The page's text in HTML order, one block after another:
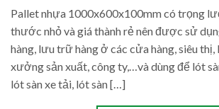
Pallet nhựa 1000x600x100mm có trọng
thước nhỏ và giá thành rẻ nên được sử
hàng, lưu trữ hàng ở các cửa hàng, siêu thị,
xưởng sản xuất, công ty,…và dùng để lót
lót sàn xe tải, lót sàn […]